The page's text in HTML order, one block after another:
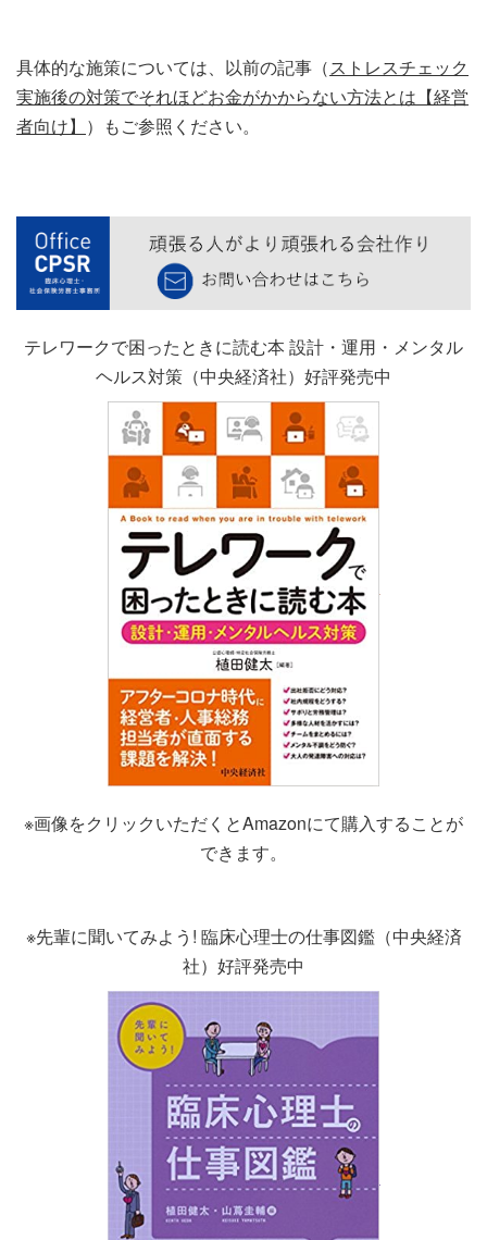
具体的な施策については、以前の記事（ストレスチェック
実施後の対策でそれほどお金がかからない方法とは【経営
者向け】 ）もご参照ください。
テレワークで困ったときに読む本 設計・運用・メンタル
ヘルス対策（中央経済社）好評発売中
※画像をクリックいただくとAmazonにて購入することが
できます。
※先輩に聞いてみよう! 臨床心理士の仕事図鑑（中央経済
社）好評発売中